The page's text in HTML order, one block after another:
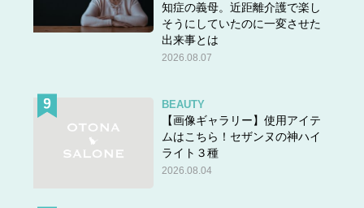
知症の義母。近距離介護で楽し
そうにしていたのに一変させた
出来事とは
2026.08.07
BEAUTY
【画像ギャラリー】使用アイテ
ムはこちら！セザンヌの神ハイ
ライト３種
2026.08.04